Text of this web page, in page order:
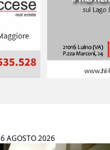
6 AGOSTO 2026